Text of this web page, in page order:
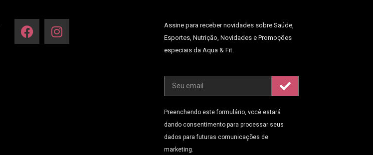
Assine para receber novidades sobre Saúde,
Esportes, Nutrição, Novidades e Promoções
especiais da Aqua & Fit.
Preenchendo este formulário, você estará
dando consentimento para processar seus
dados para futuras comunicações de
marketing.